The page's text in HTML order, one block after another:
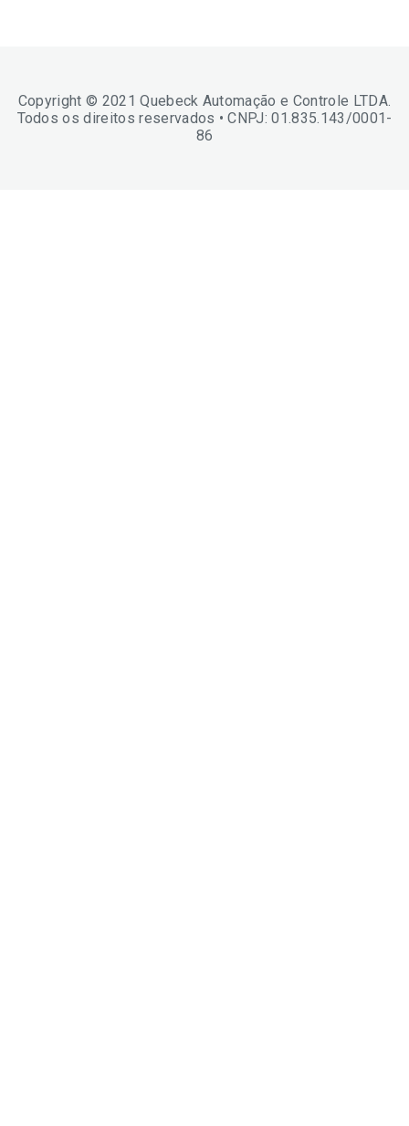
Copyright © 2021 Quebeck Automação e Controle LTDA.
Todos os direitos reservados • CNPJ: 01.835.143/0001-
86